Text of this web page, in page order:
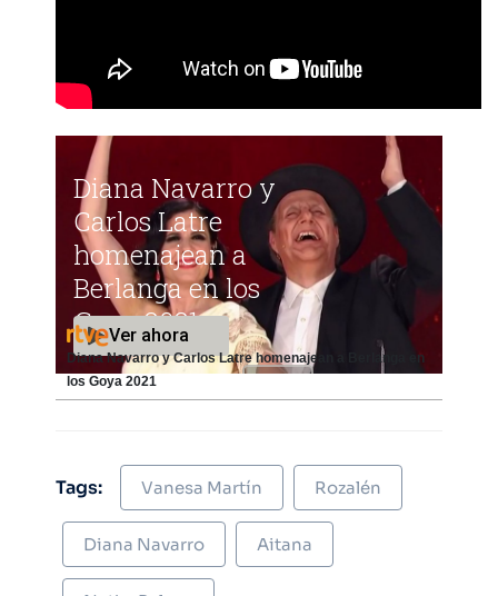
Diana Navarro y Carlos Latre homenajean a Berlanga en
los Goya 2021
Tags: Vanesa Martín Rozalén
Diana Navarro Aitana